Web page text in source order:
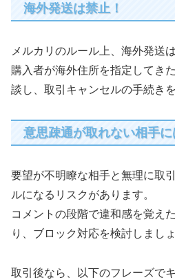
海外発送は禁止！
メルカリのルール上、海外発送
購入者が海外住所を指定してき
談し、取引キャンセルの手続き
意思疎通が取れない相手
要望が不明瞭な相手と無理に取
ルになるリスクがあります。
コメントの段階で違和感を覚え
り、ブロック対応を検討しましょ
取引後なら、以下のフレーズで